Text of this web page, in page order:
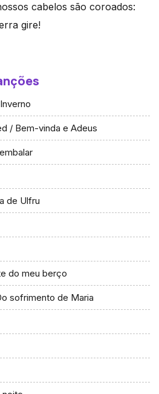
cabelos são coroados:
gire!
/ Bem-vinda e Adeus
de Ulfru
do meu berço
sofrimento de Maria